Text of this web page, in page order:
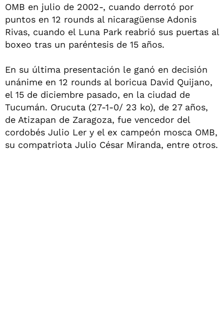
OMB en julio de 2002-, cuando derrotó por
puntos en 12 rounds al nicaragüense Adonis
Rivas, cuando el Luna Park reabrió sus puertas al
boxeo tras un paréntesis de 15 años.
En su última presentación le ganó en decisión
unánime en 12 rounds al boricua David Quijano,
el 15 de diciembre pasado, en la ciudad de
Tucumán. Orucuta (27-1-0/ 23 ko), de 27 años,
de Atizapan de Zaragoza, fue vencedor del
cordobés Julio Ler y el ex campeón mosca OMB,
su compatriota Julio César Miranda, entre otros.